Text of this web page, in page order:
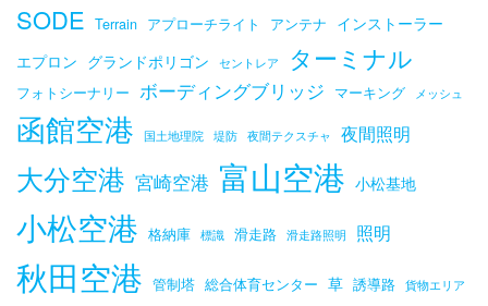
SODE Terrain アプローチライト アンテナ インストーラー
エプロン グランドポリゴン セントレア ターミナル
フォトシーナリー ボーディングブリッジ マーキング メッシュ
函館空港 国土地理院 堤防 夜間テクスチャ 夜間照明
大分空港 宮崎空港 富山空港 小松基地
小松空港 格納庫 標識 滑走路 滑走路照明 照明
秋田空港 管制塔 総合体育センター 草 誘導路 貨物エリア